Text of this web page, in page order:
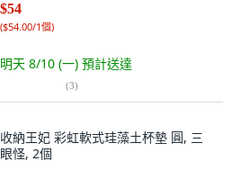
$54
($54.00/1個)
明天 8/10 (一) 預計送達
(3)
收納王妃 彩虹軟式珪藻土杯墊 圓, 三
眼怪, 2個